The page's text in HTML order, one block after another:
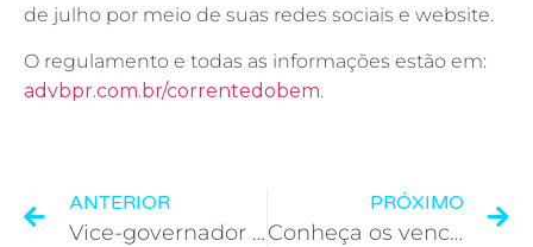
de julho por meio de suas redes sociais e website.
O regulamento e todas as informações estão em:
advbpr.com.br/correntedobem.
ANTERIOR
Vice-governador e presidente da FIEP falam dos impactos da pandemia no comércio e na indústria
PRÓXIMO
Conheça os vencedores da Corrente do Bem da ADVB Paraná